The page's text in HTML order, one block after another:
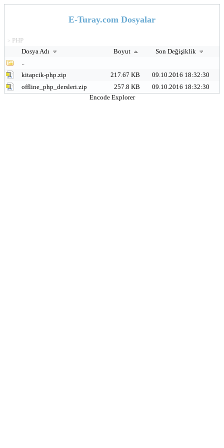
E-Turay.com Dosyalar
> PHP
Dosya Adı
Boyut
Son Değişiklik
..
kitapcik-php.zip
217.67 KB
09.10.2016 18:32:30
offline_php_dersleri.zip
257.8 KB
09.10.2016 18:32:30
Encode Explorer